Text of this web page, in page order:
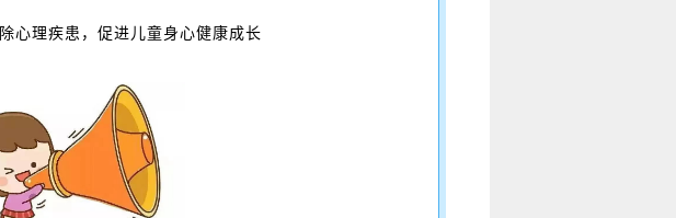
心理疾患，促进儿童身心健康成长